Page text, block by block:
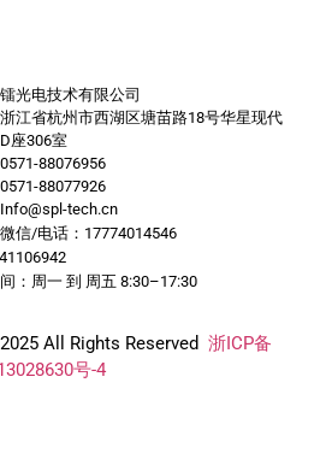
光电技术有限公司
江省杭州市西湖区塘苗路18号华星现代
座306室
88076956
88077926
tech.cn
信/电话：17774014546
：周一 到 周五 8:30–17:30
All Rights Reserved 浙ICP备
号-4